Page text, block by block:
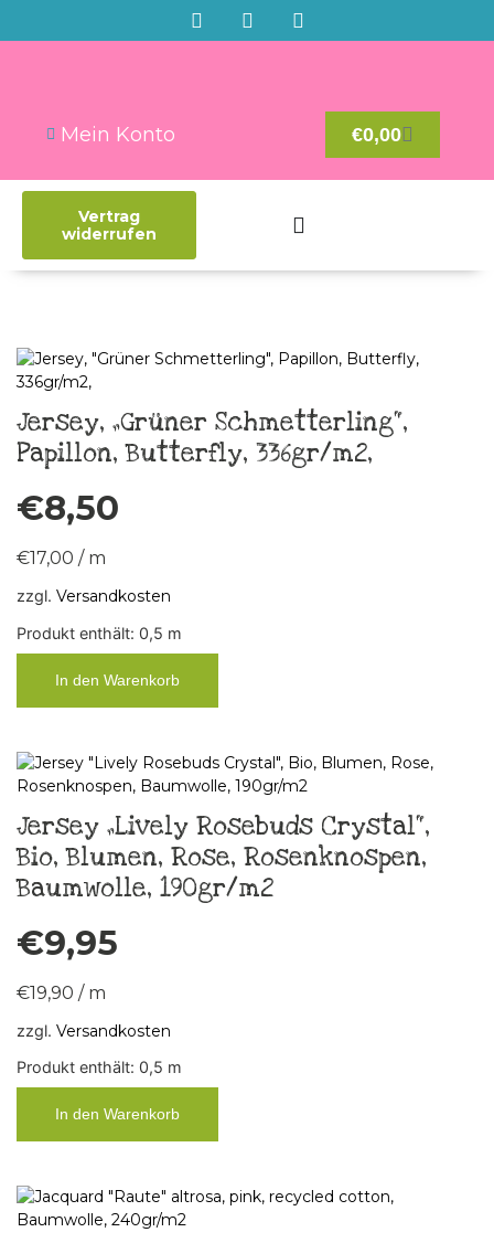
Mein Konto €0,00
Vertrag
widerrufen
Jersey, „Grüner Schmetterling“,
Papillon, Butterfly, 336gr/m2,
€8,50
€17,00 / m
zzgl. Versandkosten
Produkt enthält: 0,5 m
In den Warenkorb
Jersey „Lively Rosebuds Crystal“,
Bio, Blumen, Rose, Rosenknospen,
Baumwolle, 190gr/m2
€9,95
€19,90 / m
zzgl. Versandkosten
Produkt enthält: 0,5 m
In den Warenkorb